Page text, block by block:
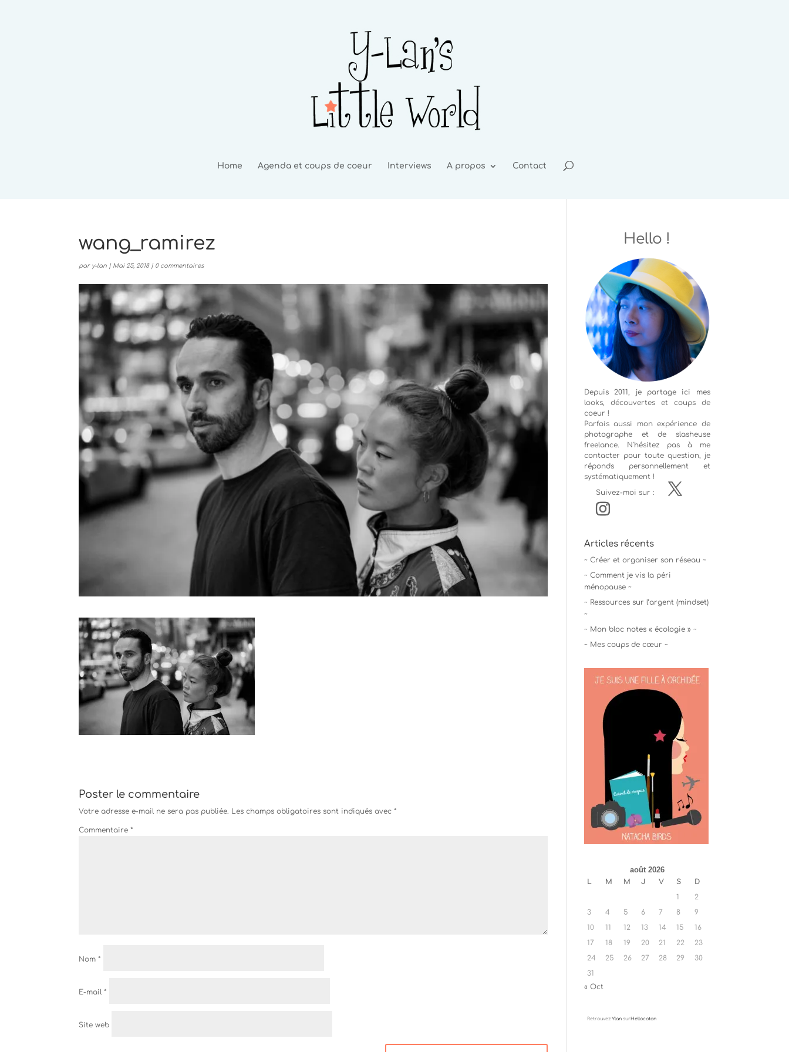
Home Agenda et coups de coeur Interviews A propos Contact
wang_ramirez
par y-lan | Mai 25, 2018| 0 commentaires
Poster le commentaire
Votre adresse e-mail ne sera pas publiée. Les champs obligatoires sont indiqués avec*
Commentaire*
Nom*
E-mail*
Site web
Hello !
Depuis 2011, je partage ici mes
looks, découvertes et coups de
coeur !
Parfois aussi mon expérience de
photographeet de slasheuse
freelance. N'hésitez pas à me
contacter pour toute question, je
réponds personnellement et
systématiquement !
Suivez-moi sur :
Articles récents
~ Créer et organiser son réseau ~
~ Comment je vis la péri
ménopause ~
~ Ressources sur l’argent (mindset)
~
~ Mon bloc notes « écologie » ~
~ Mes coups de cœur ~
août 2026
L M M J V S
D
1
2
3
4 5 6 7 8
9
10
11 12 13 14 15
16
17
18 19 20 21 22
23
24
25 26 27 28 29
30
31
« Oct
Retrouvez Ylansur Hellocoton